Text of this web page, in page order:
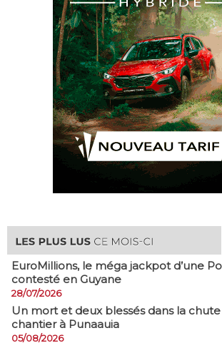
EuroMillions, ​le méga jackpot d’une
contesté en Guyane
28/07/2026
​Un mort et deux blessés dans la chute
chantier à Punaauia
05/08/2026